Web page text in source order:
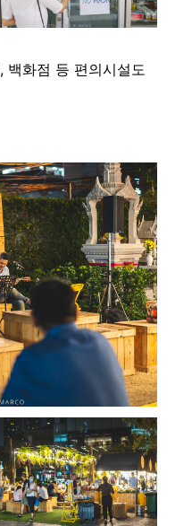
백화점 등 편의시설도